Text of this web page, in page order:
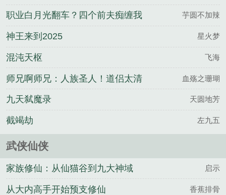
职业白月光翻车？四个前夫痴缠我 芋圆不加辣
神王来到2025 星火梦
混沌天枢 飞海
师兄啊师兄：人族圣人！道侣太清 血殇之珊瑚
九天弑魔录 天圆地芳
截竭劫 左九五
武侠仙侠
家族修仙：从仙猫谷到九大神域 启示
从大内高手开始预支修仙 香蕉排骨